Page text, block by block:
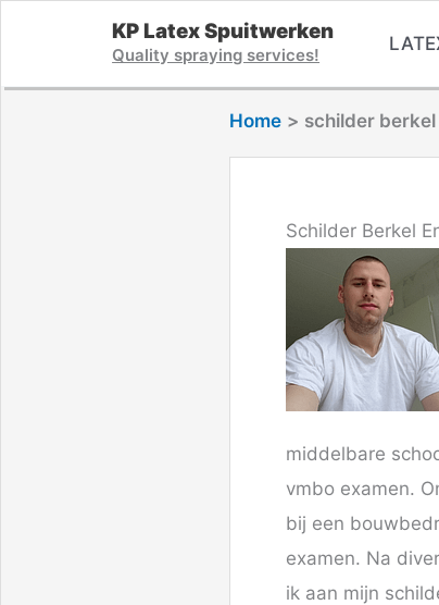
de
KP Latex Spuitwerken
Quality spraying services!
Home schilder
Schilder Berkel
middelbare
vmbo examen.
bij een
examen. Na
ik aan mijn